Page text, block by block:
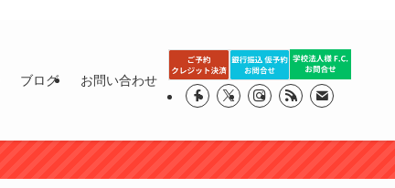
ブログ お問い合わせ